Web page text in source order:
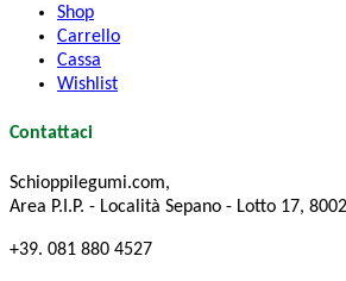
Shop
Carrello
Cassa
Wishlist
Contattaci
Schioppilegumi.com,
Area P.I.P. - Località Sepano - Lotto 17,
+39. 081 880 4527